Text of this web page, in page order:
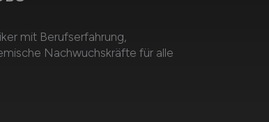
mit Berufserfahrung,
Nachwuchskräfte für alle